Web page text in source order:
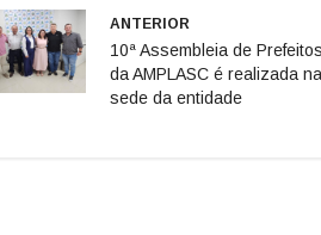
ANTERIOR
10ª Assembleia de Prefeitos
da AMPLASC é realizada na
sede da entidade